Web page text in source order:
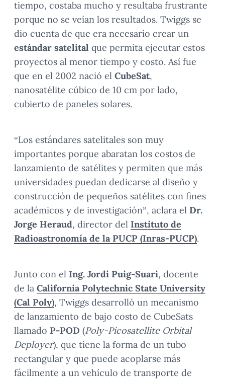
tiempo, costaba mucho y resultaba frustrante
porque no se veían los resultados. Twiggs se
dio cuenta de que era necesario crear un
estándar satelital que permita ejecutar estos
proyectos al menor tiempo y costo. Así fue
que en el 2002 nació el CubeSat,
nanosatélite cúbico de 10 cm por lado,
cubierto de paneles solares.
“Los estándares satelitales son muy
importantes porque abaratan los costos de
lanzamiento de satélites y permiten que más
universidades puedan dedicarse al diseño y
construcción de pequeños satélites con fines
académicos y de investigación”, aclara el Dr.
Jorge Heraud, director del Instituto de
Radioastronomía de la PUCP (Inras-PUCP).
Junto con el Ing. Jordi Puig-Suari, docente
de la California Polytechnic State University
(Cal Poly), Twiggs desarrolló un mecanismo
de lanzamiento de bajo costo de CubeSats
llamado P-POD (Poly-Picosatellite Orbital
Deployer), que tiene la forma de un tubo
rectangular y que puede acoplarse más
fácilmente a un vehículo de transporte de